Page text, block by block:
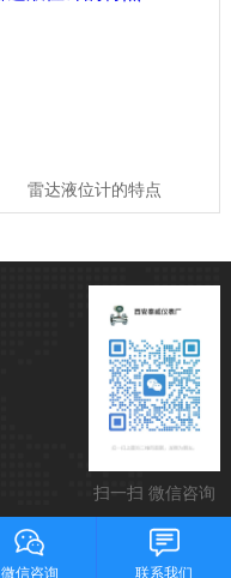
雷达液位计的特点
扫一扫 微信咨询
微信咨询 联系我们